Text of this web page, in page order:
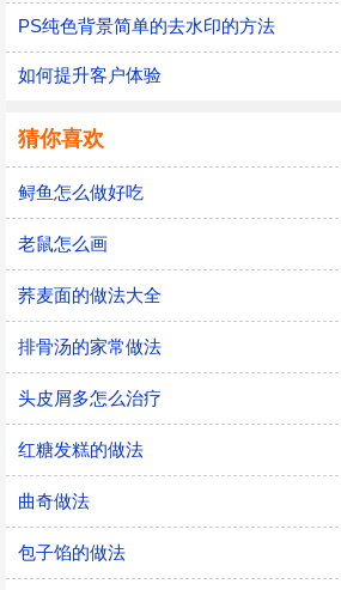
PS纯色背景简单的去水印的方法
如何提升客户体验
猜你喜欢
鲟鱼怎么做好吃
老鼠怎么画
荞麦面的做法大全
排骨汤的家常做法
头皮屑多怎么治疗
红糖发糕的做法
曲奇做法
包子馅的做法